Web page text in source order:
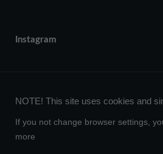
Instagram
NOTE! This site uses cookies and
If you not change browser settings,
more